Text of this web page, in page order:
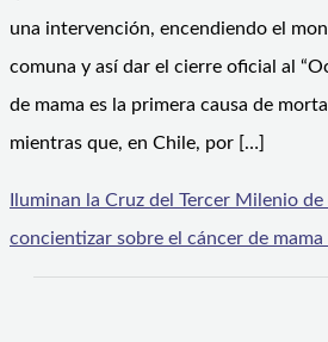
una intervención, encendiendo el
comuna y así dar el cierre oficial al
de mama es la primera causa de
mientras que, en Chile, por […]
Iluminan la Cruz del Tercer Milenio
concientizar sobre el cáncer de mama